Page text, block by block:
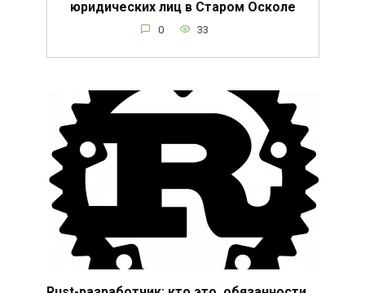
юридических лиц в Старом Осколе
0 33